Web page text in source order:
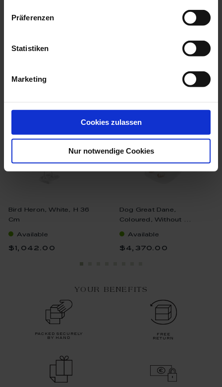
Präferenzen
Statistiken
Marketing
Cookies zulassen
Nur notwendige Cookies
we think you’ll like these
Bird Heron, White, H 36
Cm
Available
$1,042.00
Dog Great Dane,
Coloured, Without ...
Available
$4,370.00
YOUR BENEFITS
packed securely
by hand
free
return